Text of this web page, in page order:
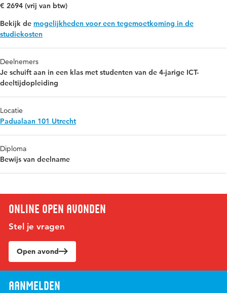
€ 2694 (vrij van btw)
Bekijk de mogelijkheden voor een tegemoetkoming in de
studiekosten
Deelnemers
Je schuift aan in een klas met studenten van de 4-jarige ICT-
deeltijdopleiding
Locatie
Padualaan 101 Utrecht
Diploma
Bewijs van deelname
Online open avonden
Stel je vragen
Open avond
Aanmelden